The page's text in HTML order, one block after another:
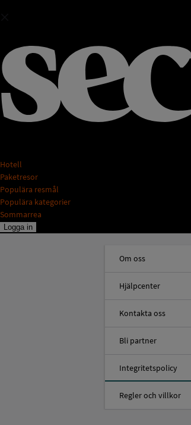
Hotell
Paketresor
Populära resmål
Populära kategorier
Sommarrea
Logga in
Om oss
Hjälpcenter
Kontakta oss
Bli partner
Integritetspolicy
Regler och villkor